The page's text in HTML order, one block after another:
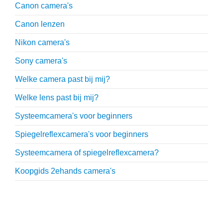
Canon camera's
Canon lenzen
Nikon camera's
Sony camera's
Welke camera past bij mij?
Welke lens past bij mij?
Systeemcamera's voor beginners
Spiegelreflexcamera's voor beginners
Systeemcamera of spiegelreflexcamera?
Koopgids 2ehands camera's